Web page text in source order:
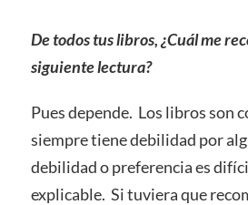
De todos tus libros, ¿Cuál me
siguiente lectura?
Pues depende. Los libros son
siempre tiene debilidad por
debilidad o preferencia es
explicable. Si tuviera que